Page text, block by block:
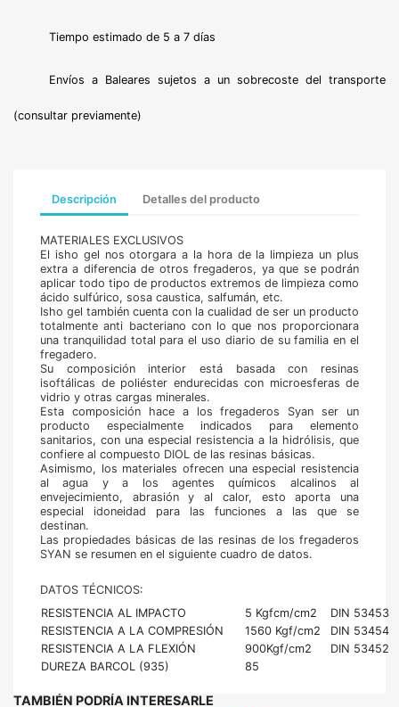
Tiempo estimado de 5 a 7 días
Envíos a Baleares sujetos a un sobrecoste del transporte
(consultar previamente)
Descripción Detalles del producto
MATERIALES EXCLUSIVOS
El isho gel nos otorgara a la hora de la limpieza un plus
extra a diferencia de otros fregaderos, ya que se podrán
aplicar todo tipo de productos extremos de limpieza como
ácido sulfúrico, sosa caustica, salfumán, etc.
Isho gel también cuenta con la cualidad de ser un producto
totalmente anti bacteriano con lo que nos proporcionara
una tranquilidad total para el uso diario de su familia en el
fregadero.
Su composición interior está basada con resinas
isoftálicas de poliéster endurecidas con microesferas de
vidrio y otras cargas minerales.
Esta composición hace a los fregaderos Syan ser un
producto especialmente indicados para elemento
sanitarios, con una especial resistencia a la hidrólisis, que
confiere al compuesto DIOL de las resinas básicas.
Asimismo, los materiales ofrecen una especial resistencia
al agua y a los agentes químicos alcalinos al
envejecimiento, abrasión y al calor, esto aporta una
especial idoneidad para las funciones a las que se
destinan.
Las propiedades básicas de las resinas de los fregaderos
SYAN se resumen en el siguiente cuadro de datos.
DATOS TÉCNICOS:
RESISTENCIA AL IMPACTO
5 Kgfcm/cm2
DIN 53453
RESISTENCIA A LA COMPRESIÓN
1560 Kgf/cm2
DIN 53454
RESISTENCIA A LA FLEXIÓN
900Kgf/cm2
DIN 53452
DUREZA BARCOL (935)
85
TAMBIÉN PODRÍA INTERESARLE